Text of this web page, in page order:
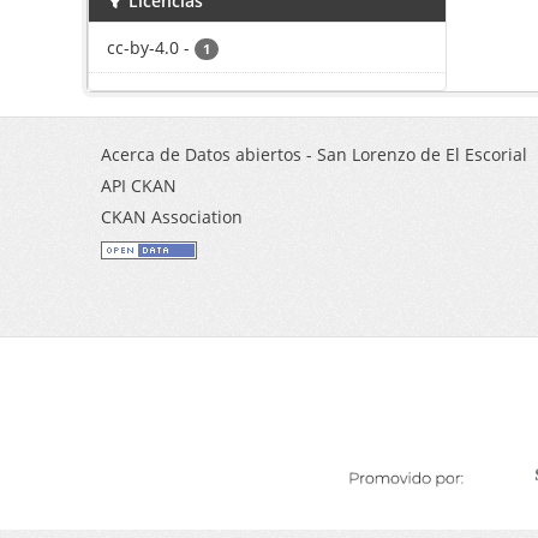
cc-by-4.0 - 1
Acerca de Datos abiertos - San Lorenzo de El Escorial
API CKAN
CKAN Association